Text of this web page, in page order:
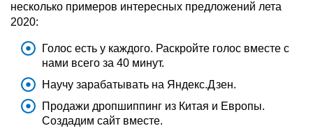
несколько примеров интересных предложений лета
2020:
Голос есть у каждого. Раскройте голос вместе с
нами всего за 40 минут.
Научу зарабатывать на Яндекс.Дзен.
Продажи дропшиппинг из Китая и Европы.
Создадим сайт вместе.